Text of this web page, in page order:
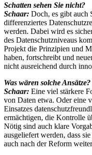
Schatten sehen Sie nicht?
Schaar: Doch, es gibt auch
differenziertes
werden. Dabei wird es
des Datenschutzniveaus
Projekt die Prinzipien und
haben, fortschreibt und
nicht ausreichend durch
Was wären solche Ansätze?
Schaar: Eine viel stärkere
von Daten etwa. Oder eine
Einsatzes
ermächtigen, die Kontrolle
Nötig sind auch klare
ausgeliefert werden, dass
auch nach der Reform